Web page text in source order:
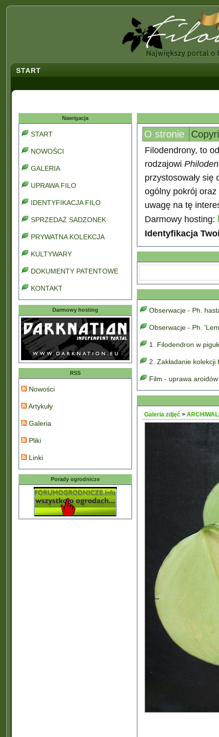
START
Nawigacja
START
NOWOŚCI
GALERIA
UPRAWA FILO
IDENTYFIKACJA FILO
SPRZEDAŻ SADZONEK
PRYWATNA KOLEKCJA
KULTYWARY
DOKUMENTY PATENTOWE
KONTAKT
Darmowy hosting
RSS
Nowości
Artykuły
Galeria
Pliki
Linki
Porady ogrodnicze
O stronie
Filodendrony, to
rodzajowi
przystosowały
ogólny pokrój
uwagę na tę
Darmowy hosting:
Identyfikacja
Obserwacje - Ph.
Obserwacje - Ph.
1. Filodendron w
2. Zakładanie
Film - uprawa
Galeria zdjęć >